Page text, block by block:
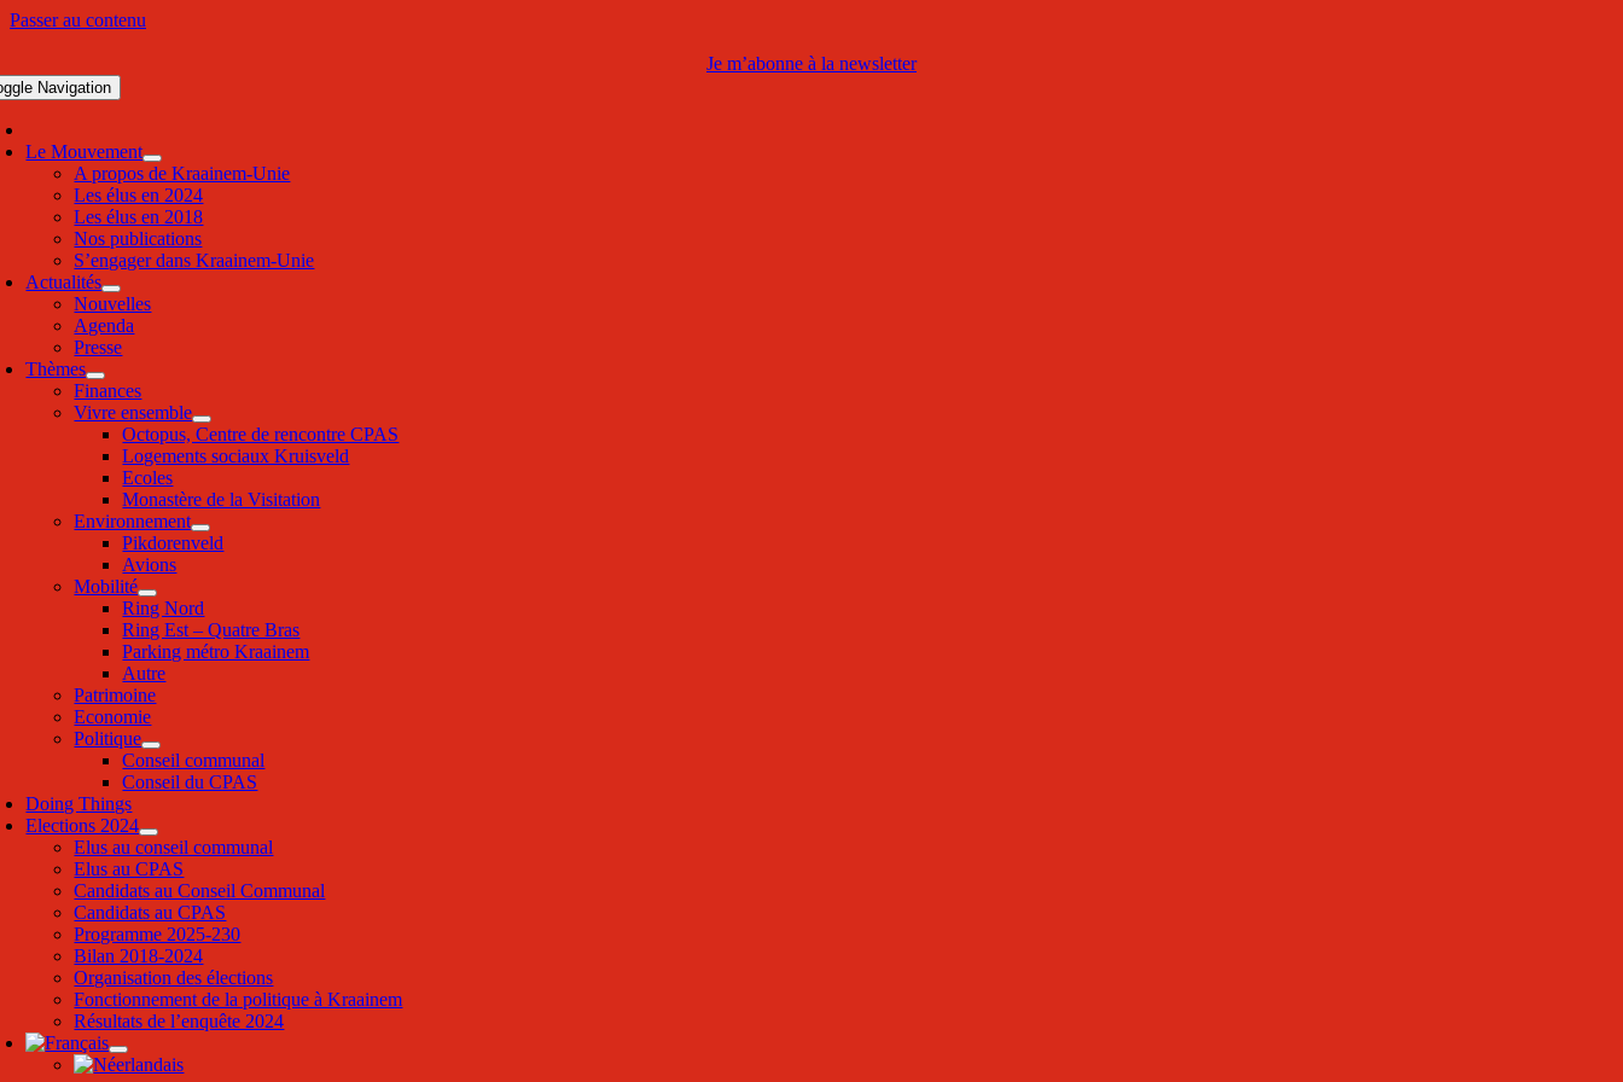
Passer au contenu
Je m’abonne à la newsletter
Navigation
Le Mouvement
A propos de Kraainem-Unie
Les élus en 2024
Les élus en 2018
Nos publications
S’engager dans Kraainem-Unie
Actualités
Nouvelles
Agenda
Presse
Thèmes
Finances
Vivre ensemble
Octopus, Centre de rencontre CPAS
Logements sociaux Kruisveld
Ecoles
Monastère de la Visitation
Environnement
Pikdorenveld
Avions
Mobilité
Ring Nord
Ring Est – Quatre Bras
Parking métro Kraainem
Autre
Patrimoine
Economie
Politique
Conseil communal
Conseil du CPAS
Doing Things
Elections 2024
Elus au conseil communal
Elus au CPAS
Candidats au Conseil Communal
Candidats au CPAS
Programme 2025-230
Bilan 2018-2024
Organisation des élections
Fonctionnement de la politique à Kraainem
Résultats de l’enquête 2024